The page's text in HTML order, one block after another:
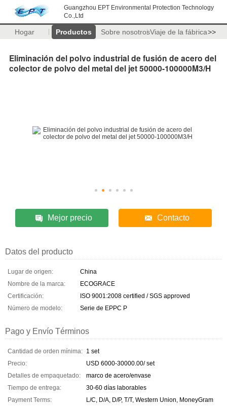
Guangzhou EPT Environmental Protection Technology
Co.,Ltd
Hogar Productos Sobre nosotrosViaje de la fábrica>>
Eliminación del polvo industrial de fusión de acero del
colector de polvo del metal del jet 50000-100000M3/H
Mejor precio Contacto
Datos del producto
Lugar de origen:
China
Nombre de la marca:
ECOGRACE
Certificación:
ISO 9001:2008 certified / SGS approved
Número de modelo:
Serie de EPPC P
Pago y Envío Términos
Cantidad de orden mínima: 1 set
Precio:
USD 6000-30000.00/ set
Detalles de empaquetado:
marco de acero/envase
Tiempo de entrega:
30-60 días laborables
Payment Terms:
L/C, D/A, D/P, T/T, Western Union, MoneyGram